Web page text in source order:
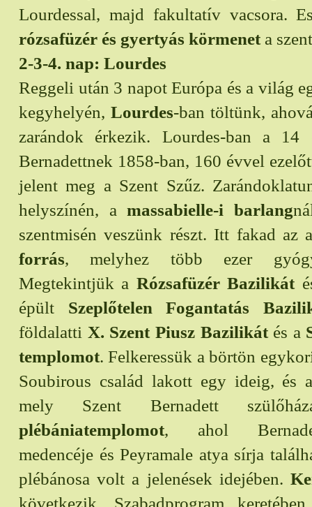
Lourdessal, majd fakultatív vacsora.
rózsafüzér és gyertyás körmeneta
2-3-4. nap: Lourdes
Reggeli után 3 napot Európa és a világ
kegyhelyén, Lourdes-ban töltünk,
zarándok érkezik. Lourdes-ban a 14
Bernadettnek 1858-ban, 160 évvel
jelent meg a Szent Szűz.
helyszínén, amassabielle-i barlang
szentmisén veszünk részt. Itt fakad az
forrás, melyhez több ezer
Megtekintjük a Rózsafüzér Bazilikát
épült Szeplőtelen Fogantatás
földalatti X. Szent Piusz Bazilikátés a
templomot. Felkeressük a börtön
Soubirous család lakott egy ideig, és
mely Szent Bernadett
plébániatemplomot, ahol
medencéje és Peyramale atya sírja
plébánosa volt a jelenések idejében.
következik. Szabadprogram